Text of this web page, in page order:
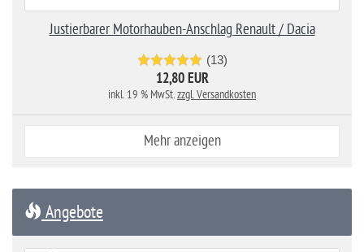
Justierbarer Motorhauben-Anschlag Renault / Dacia
(13)
12,80 EUR
inkl. 19 % MwSt.zzgl. Versandkosten
Mehr anzeigen
Angebote